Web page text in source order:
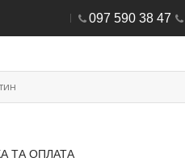
097 590 38 47
ТА ОПЛАТА